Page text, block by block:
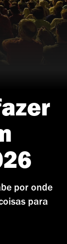
por onde
para